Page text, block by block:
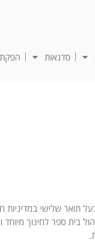
סדנאות הפקת
תואר שלישי
ספר לחינוך מיוחד